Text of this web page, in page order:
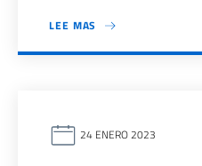
LEE MAS
24 ENERO 2023